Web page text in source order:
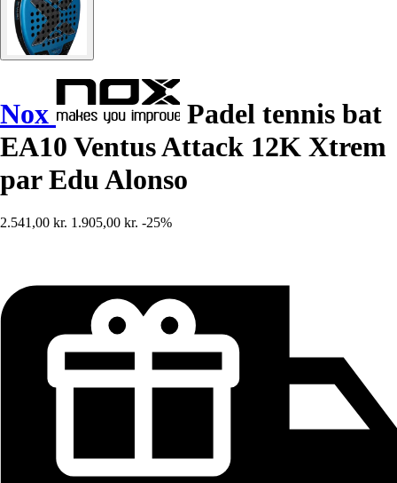
Nox
Padel tennis bat
EA10 Ventus Attack 12K Xtrem
par Edu Alonso
2.541,00 kr. 1.905,00 kr. -25%